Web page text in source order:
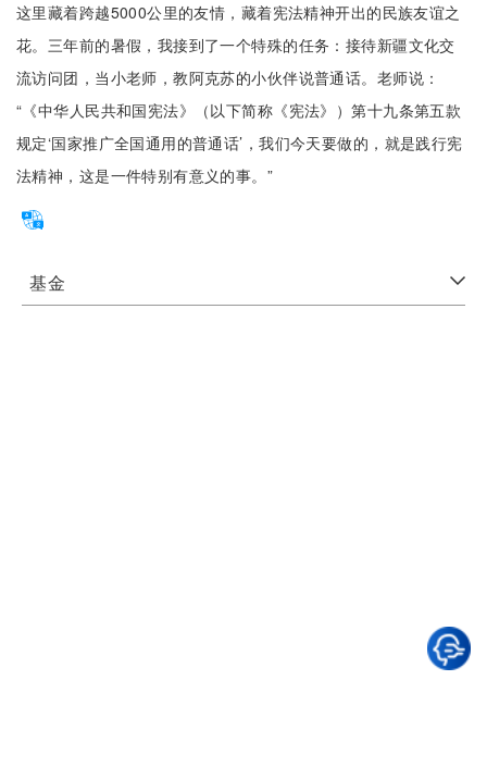
这里藏着跨越5000公里的友情，藏着宪法精神开出的民族友谊之
花。三年前的暑假，我接到了一个特殊的任务：接待新疆文化交
流访问团，当小老师，教阿克苏的小伙伴说普通话。老师说：
“《中华人民共和国宪法》（以下简称《宪法》）第十九条第五款
规定‘国家推广全国通用的普通话’，我们今天要做的，就是践行宪
法精神，这是一件特别有意义的事。”
基金